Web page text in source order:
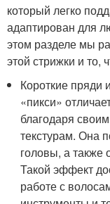
который легко
адаптирован для
этом разделе мы
этой стрижки и то,
Короткие пряди
«пикси»
благодаря
текстурам. Она
головы, а также
Такой эффект
работе с